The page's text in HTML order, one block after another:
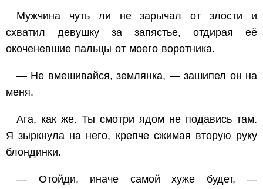
Мужчина чуть ли не зарычал от злости и
схватил девушку за запястье, отдирая её
окоченевшие пальцы от моего воротника.
— Не вмешивайся, землянка, — зашипел он на
меня.
Ага, как же. Ты смотри ядом не подавись там.
Я зыркнула на него, крепче сжимая вторую руку
блондинки.
— Отойди, иначе самой хуже будет, —